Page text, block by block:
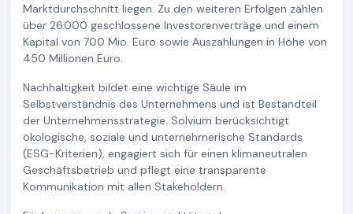
Marktdurchschnitt liegen. Zu den weiteren Erfolgen zählen
über 26.000 geschlossene Investorenverträge und einem
Kapital von 700 Mio. Euro sowie Auszahlungen in Höhe von
450 Millionen Euro.
Nachhaltigkeit bildet eine wichtige Säule im
Selbstverständnis des Unternehmens und ist Bestandteil
der Unternehmensstrategie. Solvium berücksichtigt
ökologische, soziale und unternehmerische Standards
(ESG-Kriterien), engagiert sich für einen klimaneutralen
Geschäftsbetrieb und pflegt eine transparente
Kommunikation mit allen Stakeholdern.